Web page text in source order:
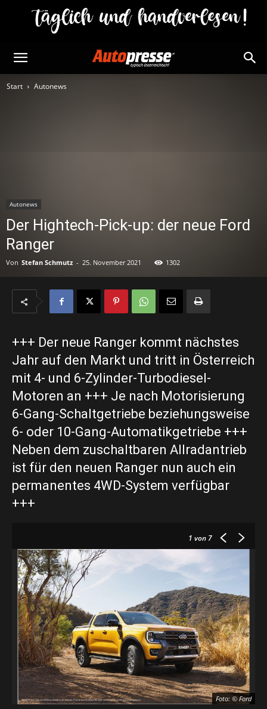
Start Autonews
Autonews
Der Hightech-Pick-up: der neue Ford
Ranger
Von Stefan Schmutz - 25. November 2021 1302
+++ Der neue Ranger kommt nächstes
Jahr auf den Markt und tritt in Österreich
mit 4- und 6-Zylinder-Turbodiesel-
Motoren an +++ Je nach Motorisierung
6-Gang-Schaltgetriebe beziehungsweise
6- oder 10-Gang-Automatikgetriebe +++
Neben dem zuschaltbaren Allradantrieb
ist für den neuen Ranger nun auch ein
permanentes 4WD-System verfügbar
+++
1 von 7
Foto: © Ford